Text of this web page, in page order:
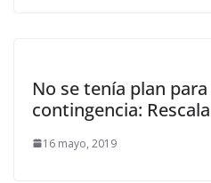
No se tenía plan
contingencia:
16 mayo, 2019